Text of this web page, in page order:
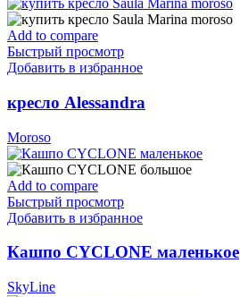
Add to compare
Быстрый просмотр
Добавить в избранное
кресло Alessandra
Moroso
Add to compare
Быстрый просмотр
Добавить в избранное
Кашпо CYCLONE маленькое
SkyLine